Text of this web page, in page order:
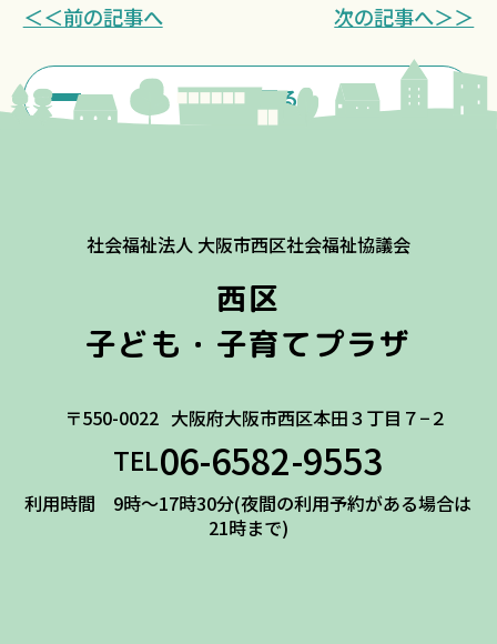
＜＜前の記事へ
一覧に戻る
次の記事へ＞＞
社会福祉法人 大阪市西区社会福祉協議会
西区
子ども・子育てプラザ
〒550-0022 大阪府大阪市西区本田３丁目７−２
TEL06-6582-9553
利用時間 9時～17時30分(夜間の利用予約がある場合は
21時まで)